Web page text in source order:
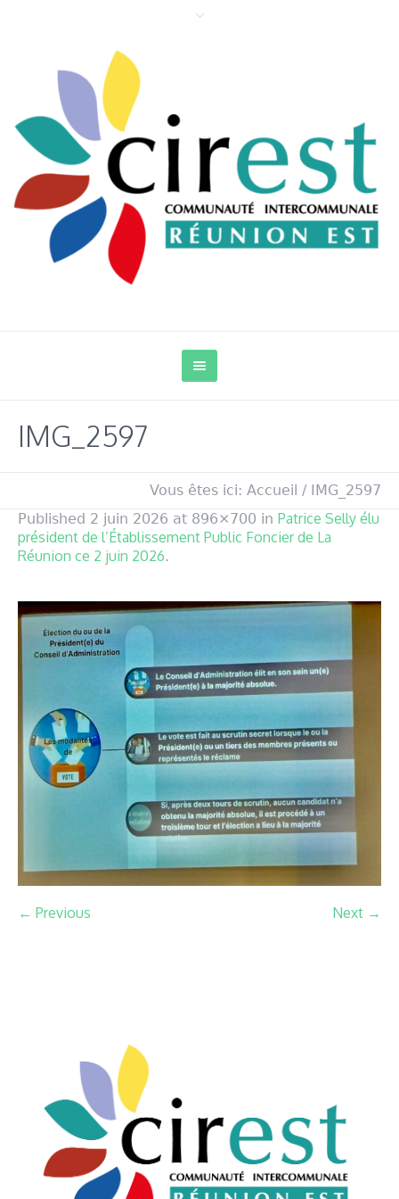
IMG_2597
Vous êtes ici: Accueil /
IMG_2597
Published 2 juin 2026 at 896×700 in Patrice Selly élu
président de l’Établissement Public Foncier de La
Réunion ce 2 juin 2026.
← Previous Next →